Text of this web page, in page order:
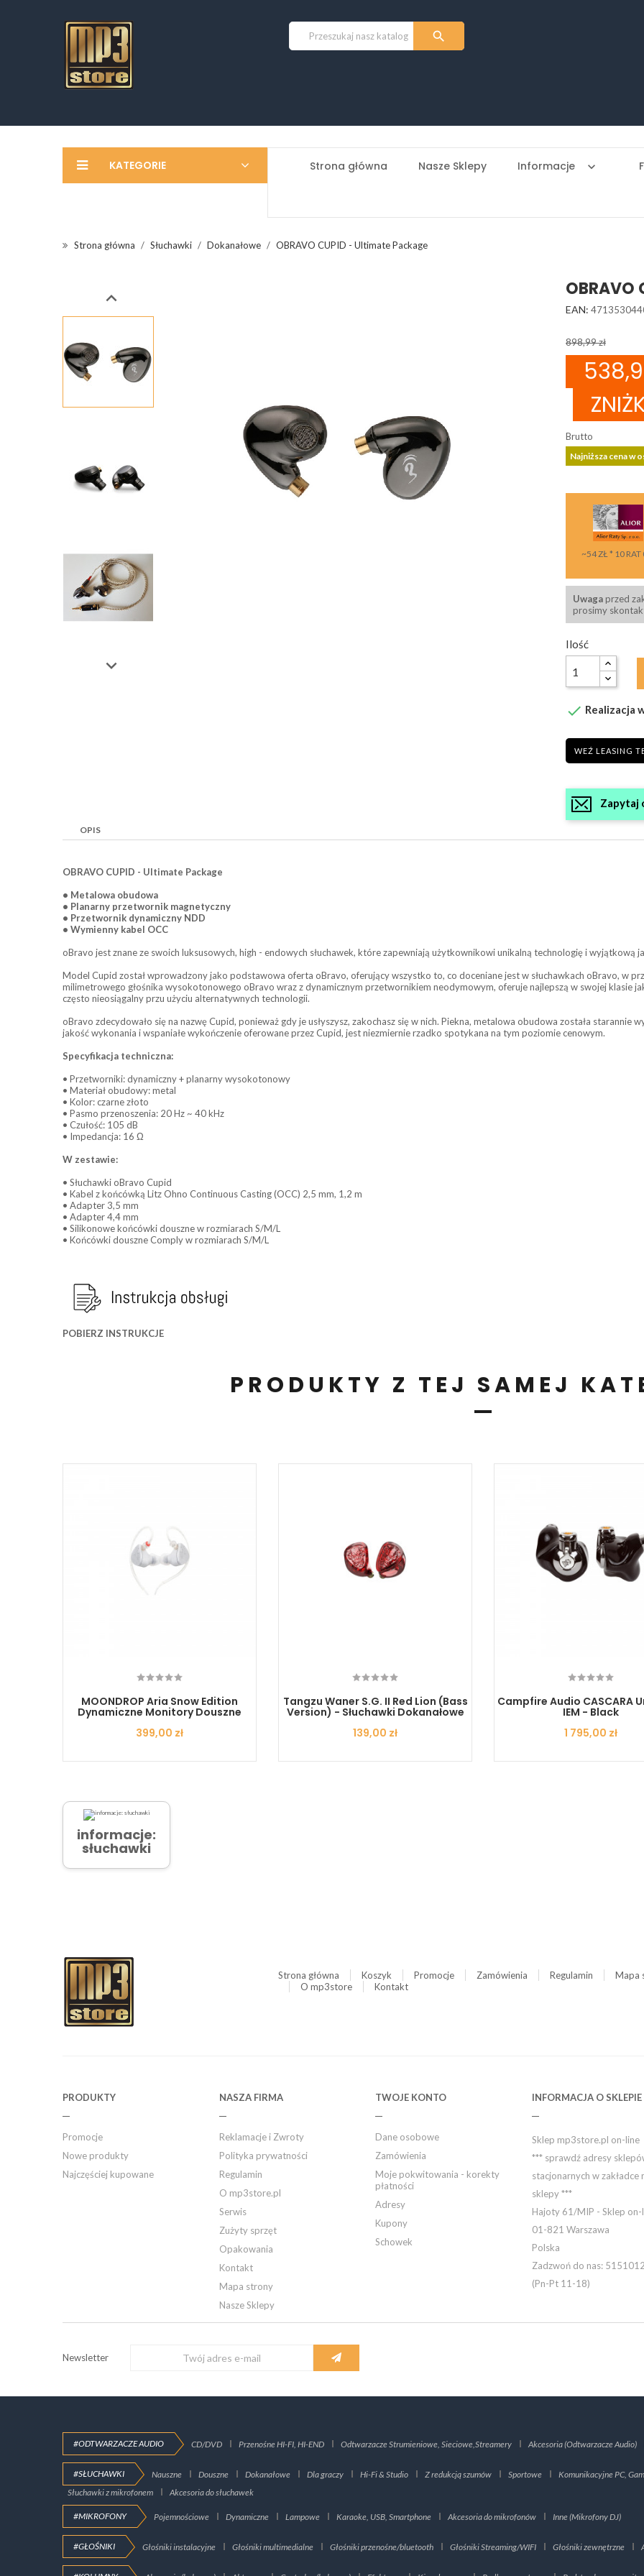

KATEGORIE Strona główna Nasze Sklepy Informacje keyboard_arrow_down
Strona główna Słuchawki Dokanałowe OBRAVO CUPID - Ultimate Package


OBRAVO
EAN:
898,99 zł
Brutto
Najniższa cena w
~54 ZŁ * 10 RAT
Uwagaprzed
prosimy
Ilość
 Realizacja
WEŹ LEASING
Zapytaj
OPIS
OBRAVO CUPID - Ultimate Package
• Metalowa obudowa
• Planarny przetwornik magnetyczny
• Przetwornik dynamiczny NDD
• Wymienny kabel OCC
oBravo jest znane ze swoich luksusowych, high - endowych słuchawek, które zapewniają użytkownikowi unikalną technologię i wyjątkową
Model Cupid został wprowadzony jako podstawowa oferta oBravo, oferujący wszystko to, co doceniane jest w słuchawkach oBravo, w
milimetrowego głośnika wysokotonowego oBravo wraz z dynamicznym przetwornikiem neodymowym, oferuje najlepszą w swojej klasie
często nieosiągalny przu użyciu alternatywnych technologii.
oBravo zdecydowało się na nazwę Cupid, ponieważ gdy je usłyszysz, zakochasz się w nich. Piekna, metalowa obudowa została starannie
jakość wykonania i wspaniałe wykończenie oferowane przez Cupid, jest niezmiernie rzadko spotykana na tym poziomie cenowym.
Specyfikacja techniczna:
• Przetworniki: dynamiczny + planarny wysokotonowy
• Materiał obudowy: metal
• Kolor: czarne złoto
• Pasmo przenoszenia: 20 Hz ~ 40 kHz
• Czułość: 105 dB
• Impedancja: 16 Ω
W zestawie:
• Słuchawki oBravo Cupid
• Kabel z końcówką Litz Ohno Continuous Casting (OCC) 2,5 mm, 1,2 m
• Adapter 3,5 mm
• Adapter 4,4 mm
• Silikonowe końcówki douszne w rozmiarach S/M/L
• Końcówki douszne Comply w rozmiarach S/M/L
POBIERZ INSTRUKCJE
PRODUKTY Z TEJ SAMEJ
MOONDROP Aria Snow Edition
Dynamiczne Monitory Douszne
Cena
399,00 zł
Tangzu Waner S.G. II Red Lion (bass
Version) - Słuchawki Dokanałowe
Cena
139,00 zł
Campfire Audio CASCARA
IEM - Black
Cena
1 795,00 zł
informacje:
słuchawki
Strona główna Koszyk Promocje Zamówienia Regulamin Mapa
O mp3store
Kontakt
PRODUKTY
Promocje
Nowe produkty
Najczęściej kupowane
NASZA FIRMA
Reklamacje i Zwroty
Polityka prywatności
Regulamin
O mp3store.pl
Serwis
Zużyty sprzęt
Opakowania
Kontakt
Mapa strony
Nasze Sklepy
TWOJE KONTO
Dane osobowe
Zamówienia
Moje pokwitowania - korekty
płatności
Adresy
Kupony
Schowek
INFORMACJA O SKLEPIE
Sklep mp3store.pl on-line
*** sprawdź adresy
stacjonarnych w zakładce
sklepy ***
Hajoty 61/MIP - Sklep on-
01-821 Warszawa
Polska
Zadzwoń do nas:
(Pn-Pt 11-18)
Newsletter
#ODTWARZACZE AUDIO CD/DVD Przenośne HI-FI, HI-END Odtwarzacze Strumieniowe, Sieciowe,Streamery Akcesoria (Odtwarzacze Audio)
#SŁUCHAWKI Nauszne Douszne Dokanałowe Dla graczy Hi-Fi & Studio Z redukcją szumów Sportowe Komunikacyjne PC,
Słuchawki z mikrofonem
Akcesoria do słuchawek
#MIKROFONY Pojemnościowe Dynamiczne Lampowe Karaoke, USB, Smartphone Akcesoria do mikrofonów Inne (Mikrofony DJ)
#GŁOŚNIKI Głośniki instalacyjne Głośniki multimedialne Głośniki przenośne/bluetooth Głośniki Streaming/WIFI Głośniki zewnętrzne